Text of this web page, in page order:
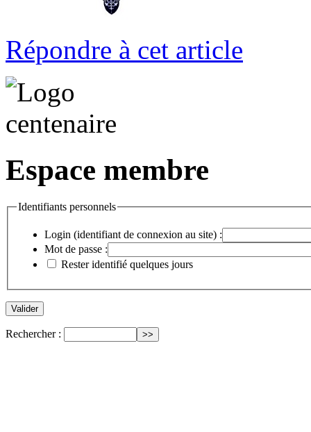
Répondre à cet article
Espace membre
Identifiants personnels
Login (identifiant de connexion au site) :
Mot de passe :
Rester identifié quelques jours
Rechercher :